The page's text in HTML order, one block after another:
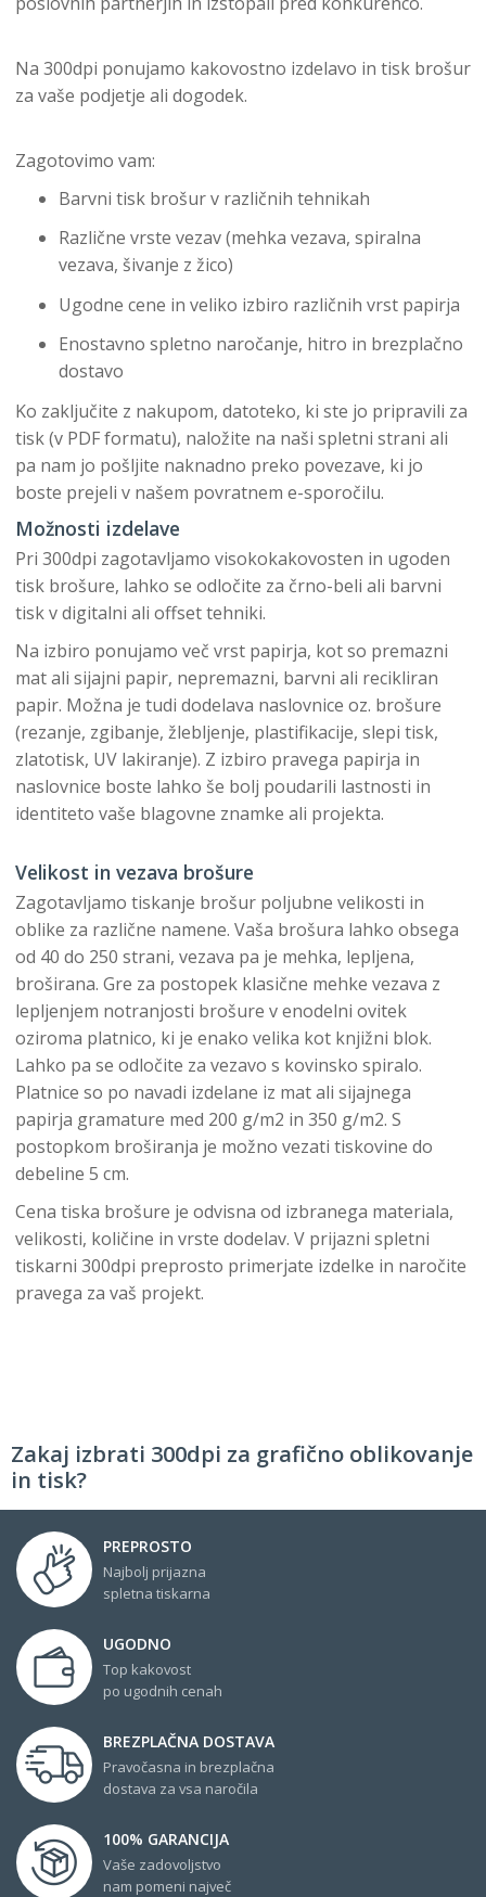
Na 300dpi ponujamo kakovostno izdelavo in tisk brošur
za vaše podjetje ali dogodek.
Zagotovimo vam:
Barvni tisk brošur v različnih tehnikah
Različne vrste vezav (mehka vezava, spiralna
vezava, šivanje z žico)
Ugodne cene in veliko izbiro različnih vrst papirja
Enostavno spletno naročanje, hitro in brezplačno
dostavo
Ko zaključite z nakupom, datoteko, ki ste jo pripravili za
tisk (v PDF formatu), naložite na naši spletni strani ali
pa nam jo pošljite naknadno preko povezave, ki jo
boste prejeli v našem povratnem e-sporočilu.
Možnosti izdelave
Pri 300dpi zagotavljamo visokokakovosten in ugoden
tisk brošure, lahko se odločite za črno-beli ali barvni
tisk v digitalni ali offset tehniki.
Na izbiro ponujamo več vrst papirja, kot so premazni
mat ali sijajni papir, nepremazni, barvni ali recikliran
papir. Možna je tudi dodelava naslovnice oz. brošure
(rezanje, zgibanje, žlebljenje, plastifikacije, slepi tisk,
zlatotisk, UV lakiranje). Z izbiro pravega papirja in
naslovnice boste lahko še bolj poudarili lastnosti in
identiteto vaše blagovne znamke ali projekta.
Velikost in vezava brošure
Zagotavljamo tiskanje brošur poljubne velikosti in
oblike za različne namene. Vaša brošura lahko obsega
od 40 do 250 strani, vezava pa je mehka, lepljena,
broširana. Gre za postopek klasične mehke vezava z
lepljenjem notranjosti brošure v enodelni ovitek
oziroma platnico, ki je enako velika kot knjižni blok.
Lahko pa se odločite za vezavo s kovinsko spiralo.
Platnice so po navadi izdelane iz mat ali sijajnega
papirja gramature med 200 g/m2 in 350 g/m2. S
postopkom broširanja je možno vezati tiskovine do
debeline 5 cm.
Cena tiska brošure je odvisna od izbranega materiala,
velikosti, količine in vrste dodelav. V prijazni spletni
tiskarni 300dpi preprosto primerjate izdelke in naročite
pravega za vaš projekt.
Zakaj izbrati 300dpi za grafično oblikovanje
in tisk?
PREPROSTO
Najbolj prijazna
spletna tiskarna
UGODNO
Top kakovost
po ugodnih cenah
BREZPLAČNA DOSTAVA
Pravočasna in brezplačna
dostava za vsa naročila
100% GARANCIJA
Vaše zadovoljstvo
nam pomeni največ